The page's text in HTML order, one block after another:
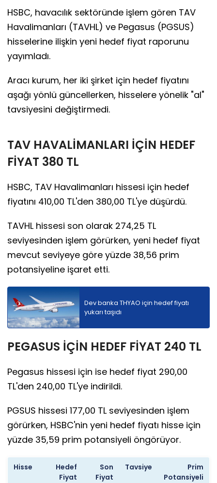
HSBC, havacılık sektöründe işlem gören TAV
Havalimanları (TAVHL) ve Pegasus (PGSUS)
hisselerine ilişkin yeni hedef fiyat raporunu
yayımladı.
Aracı kurum, her iki şirket için hedef fiyatını
aşağı yönlü güncellerken, hisselere yönelik "al"
tavsiyesini değiştirmedi.
TAV HAVALİMANLARI İÇİN HEDEF
FİYAT 380 TL
HSBC, TAV Havalimanları hissesi için hedef
fiyatını 410,00 TL'den 380,00 TL'ye düşürdü.
TAVHL hissesi son olarak 274,25 TL
seviyesinden işlem görürken, yeni hedef fiyat
mevcut seviyeye göre yüzde 38,56 prim
potansiyeline işaret etti.
Dev banka THYAO için hedef fiyatı
yukarı taşıdı
PEGASUS İÇİN HEDEF FİYAT 240 TL
Pegasus hissesi için ise hedef fiyat 290,00
TL'den 240,00 TL'ye indirildi.
PGSUS hissesi 177,00 TL seviyesinden işlem
görürken, HSBC'nin yeni hedef fiyatı hisse için
yüzde 35,59 prim potansiyeli öngörüyor.
Hisse
Hedef
Fiyat
Son
Fiyat
Tavsiye
Prim
Potansiyeli